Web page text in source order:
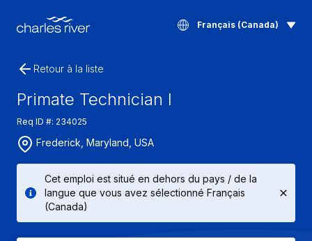
Français (Canada)
Retour à la liste
Primate Technician I
Req ID #: 234025
Frederick, Maryland, USA
Cet emploi est situé en dehors du pays / de la
langue que vous avez sélectionné Français
(Canada)